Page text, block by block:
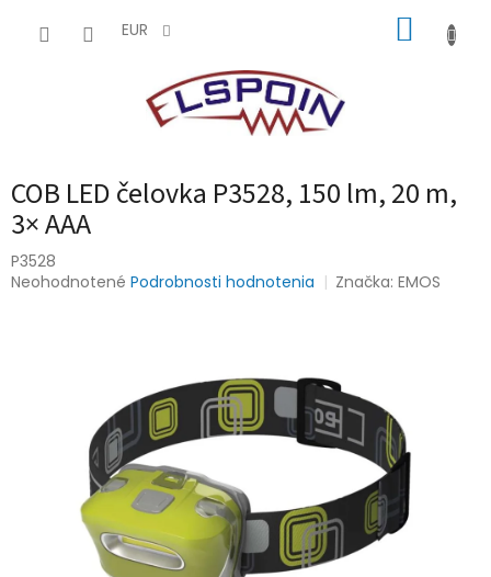
EUR
COB LED čelovka P3528, 150 lm, 20 m,
3× AAA
P3528
Priemerné
Neohodnotené Podrobnosti hodnotenia Značka:EMOS